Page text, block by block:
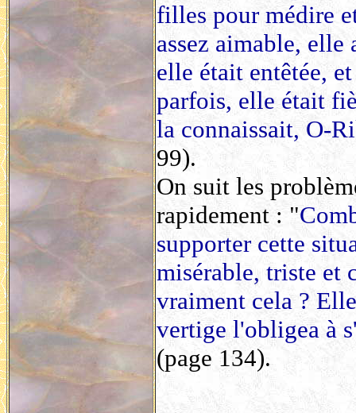
filles pour médire
assez aimable,
elle était entêtée,
parfois, elle était
la connaissait, O-
99).
On suit les
rapidement : "
supporter cette
misérable, triste et
vraiment cela ?
vertige l'obligea à
(page 134).